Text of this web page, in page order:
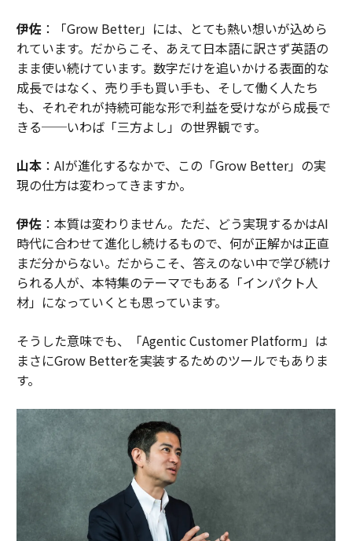
伊佐：「Grow Better」には、とても熱い想いが込めら
れています。だからこそ、あえて日本語に訳さず英語の
まま使い続けています。数字だけを追いかける表面的な
成長ではなく、売り手も買い手も、そして働く人たち
も、それぞれが持続可能な形で利益を受けながら成長で
きる──いわば「三方よし」の世界観です。
山本：AIが進化するなかで、この「Grow Better」の実
現の仕方は変わってきますか。
伊佐：本質は変わりません。ただ、どう実現するかはAI
時代に合わせて進化し続けるもので、何が正解かは正直
まだ分からない。だからこそ、答えのない中で学び続け
られる人が、本特集のテーマでもある「インパクト人
材」になっていくとも思っています。
そうした意味でも、「Agentic Customer Platform」は
まさにGrow Betterを実装するためのツールでもありま
す。